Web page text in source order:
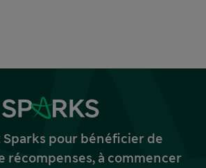
Sparks pour bénéficier de
récompenses, à commencer